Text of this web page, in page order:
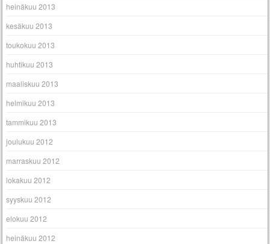
heinäkuu 2013
kesäkuu 2013
toukokuu 2013
huhtikuu 2013
maaliskuu 2013
helmikuu 2013
tammikuu 2013
joulukuu 2012
marraskuu 2012
lokakuu 2012
syyskuu 2012
elokuu 2012
heinäkuu 2012